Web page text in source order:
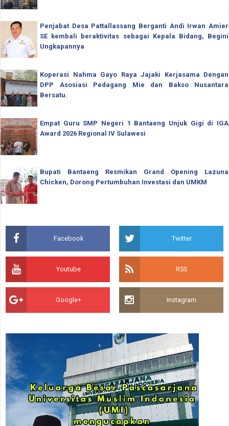
Penjabat Desa Pattallassang Berganti Andi Irwan Amier
SE kembali beraktivitas sebagai Kepala Bidang, Begini
Ungkapannya
Koperasi Nahma Gayo Raya Jajaki Kerjasama Dengan
DPP Asosiasi Pedagang Mie dan Bakso Nusantara
Bersatu.
Empat Guru SMP Negeri 1 Bantaeng Unjuk Gigi di IGA
Award 2026 Regional IV Sulawesi
Bupati Bantaeng Resmikan Grand Opening Lazuna
Chicken, Dorong Pertumbuhan Investasi dan UMKM
Facebook Twitter
Youtube RSS
Google+ Instagram